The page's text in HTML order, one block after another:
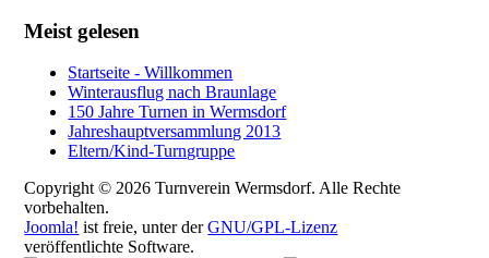
Meist gelesen
Startseite - Willkommen
Winterausflug nach Braunlage
150 Jahre Turnen in Wermsdorf
Jahreshauptversammlung 2013
Eltern/Kind-Turngruppe
Copyright © 2026 Turnverein Wermsdorf. Alle Rechte
vorbehalten.
Joomla! ist freie, unter derGNU/GPL-Lizenz
veröffentlichte Software.